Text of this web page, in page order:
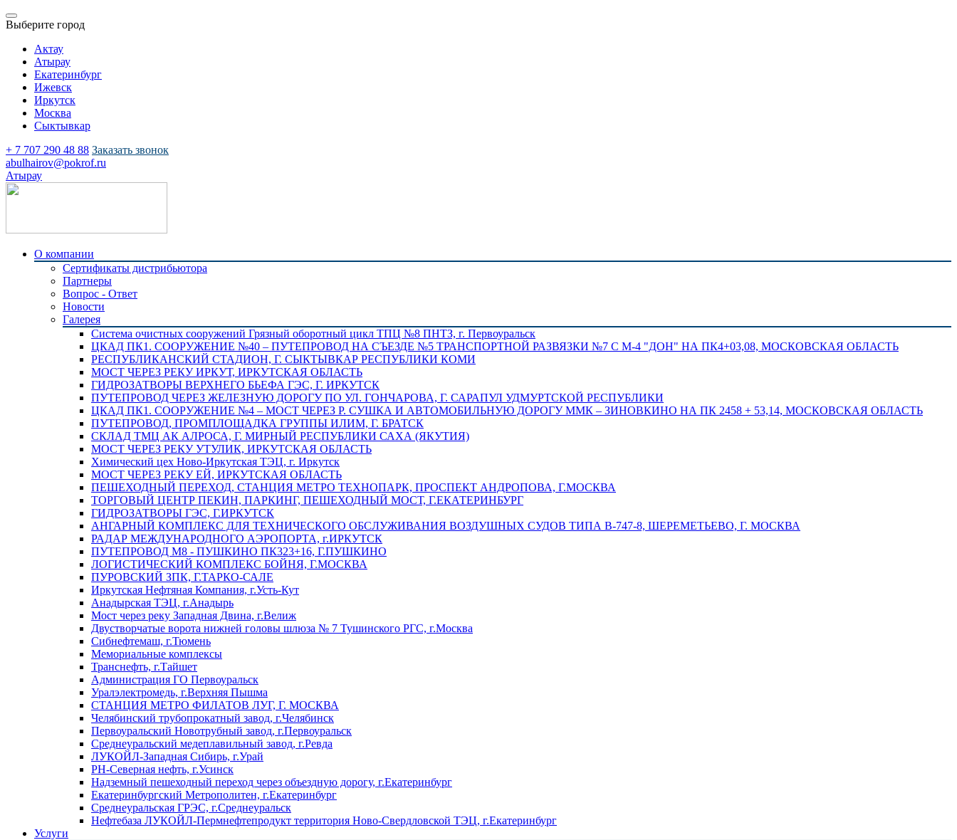
Выберите город
Актау
Атырау
Екатеринбург
Ижевск
Иркутск
Москва
Сыктывкар
+ 7 707 290 48 88 Заказать звонок
abulhairov@pokrof.ru
Атырау
О компании
Сертификаты дистрибьютора
Партнеры
Вопрос - Ответ
Новости
Галерея
Система очистных сооружений Грязный оборотный цикл ТПЦ №8 ПНТЗ, г. Первоуральск
ЦКАД ПК1. СООРУЖЕНИЕ №40 – ПУТЕПРОВОД НА СЪЕЗДЕ №5 ТРАНСПОРТНОЙ РАЗВЯЗКИ №7 С М-4 "ДОН" НА ПК4+03,08, МОСКОВСКАЯ ОБЛАСТЬ
РЕСПУБЛИКАНСКИЙ СТАДИОН, Г. СЫКТЫВКАР РЕСПУБЛИКИ КОМИ
МОСТ ЧЕРЕЗ РЕКУ ИРКУТ, ИРКУТСКАЯ ОБЛАСТЬ
ГИДРОЗАТВОРЫ ВЕРХНЕГО БЬЕФА ГЭС, Г. ИРКУТСК
ПУТЕПРОВОД ЧЕРЕЗ ЖЕЛЕЗНУЮ ДОРОГУ ПО УЛ. ГОНЧАРОВА, Г. САРАПУЛ УДМУРТСКОЙ РЕСПУБЛИКИ
ЦКАД ПК1. СООРУЖЕНИЕ №4 – МОСТ ЧЕРЕЗ Р. СУШКА И АВТОМОБИЛЬНУЮ ДОРОГУ ММК – ЗИНОВКИНО НА ПК 2458 + 53,14, МОСКОВСКАЯ ОБЛАСТЬ
ПУТЕПРОВОД, ПРОМПЛОЩАДКА ГРУППЫ ИЛИМ, Г. БРАТСК
СКЛАД ТМЦ АК АЛРОСА, Г. МИРНЫЙ РЕСПУБЛИКИ САХА (ЯКУТИЯ)
МОСТ ЧЕРЕЗ РЕКУ УТУЛИК, ИРКУТСКАЯ ОБЛАСТЬ
Химический цех Ново-Иркутская ТЭЦ, г. Иркутск
МОСТ ЧЕРЕЗ РЕКУ ЕЙ, ИРКУТСКАЯ ОБЛАСТЬ
ПЕШЕХОДНЫЙ ПЕРЕХОД, СТАНЦИЯ МЕТРО ТЕХНОПАРК, ПРОСПЕКТ АНДРОПОВА, Г.МОСКВА
ТОРГОВЫЙ ЦЕНТР ПЕКИН, ПАРКИНГ, ПЕШЕХОДНЫЙ МОСТ, Г.ЕКАТЕРИНБУРГ
ГИДРОЗАТВОРЫ ГЭС, Г.ИРКУТСК
АНГАРНЫЙ КОМПЛЕКС ДЛЯ ТЕХНИЧЕСКОГО ОБСЛУЖИВАНИЯ ВОЗДУШНЫХ СУДОВ ТИПА В-747-8, ШЕРЕМЕТЬЕВО, Г. МОСКВА
РАДАР МЕЖДУНАРОДНОГО АЭРОПОРТА, г.ИРКУТСК
ПУТЕПРОВОД М8 - ПУШКИНО ПК323+16, Г.ПУШКИНО
ЛОГИСТИЧЕСКИЙ КОМПЛЕКС БОЙНЯ, Г.МОСКВА
ПУРОВСКИЙ ЗПК, Г.ТАРКО-САЛЕ
Иркутская Нефтяная Компания, г.Усть-Кут
Анадырская ТЭЦ, г.Анадырь
Мост через реку Западная Двина, г.Велиж
Двустворчатые ворота нижней головы шлюза № 7 Тушинского РГС, г.Москва
Сибнефтемаш, г.Тюмень
Мемориальные комплексы
Транснефть, г.Тайшет
Администрация ГО Первоуральск
Уралэлектромедь, г.Верхняя Пышма
СТАНЦИЯ МЕТРО ФИЛАТОВ ЛУГ, Г. МОСКВА
Челябинский трубопрокатный завод, г.Челябинск
Первоуральский Новотрубный завод, г.Первоуральск
Среднеуральский медеплавильный завод, г.Ревда
ЛУКОЙЛ-Западная Сибирь, г.Урай
РН-Северная нефть, г.Усинск
Надземный пешеходный переход через объездную дорогу, г.Екатеринбург
Екатеринбургский Метрополитен, г.Екатеринбург
Среднеуральская ГРЭС, г.Среднеуральск
Нефтебаза ЛУКОЙЛ-Пермнефтепродукт территория Ново-Свердловской ТЭЦ, г.Екатеринбург
Услуги